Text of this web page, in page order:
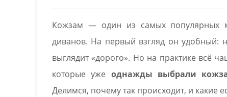
Кожзам — один из самых популярных
диванов. На первый взгляд он удобный:
выглядит «дорого». Но на практике всё
которые уже однажды выбрали
Делимся, почему так происходит, и какие